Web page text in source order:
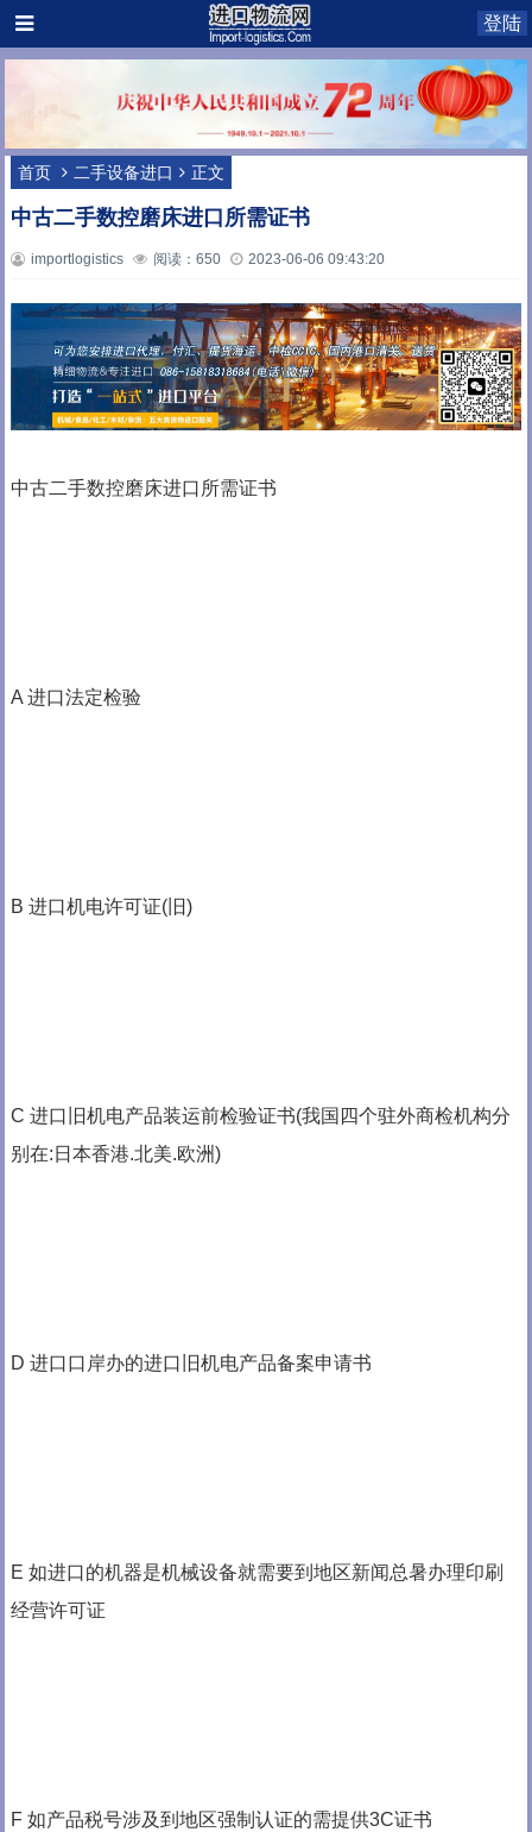
登陆
首页 二手设备进口 正文
中古二手数控磨床进口所需证书
importlogistics 阅读：650 2023-06-06 09:43:20
中古二手数控磨床进口所需证书
A 进口法定检验
B 进口机电许可证(旧)
C 进口旧机电产品装运前检验证书(我国四个驻外商检机构分
别在:日本香港.北美.欧洲)
D 进口口岸办的进口旧机电产品备案申请书
E 如进口的机器是机械设备就需要到地区新闻总暑办理印刷
经营许可证
F 如产品税号涉及到地区强制认证的需提供3C证书